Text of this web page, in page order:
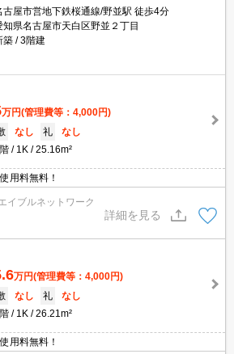
古屋市営地下鉄桜通線/野並駅 徒歩4分
知県名古屋市天白区野並２丁目
築
3階建
万円(管理費等：4,000円)
なし 礼
なし
1K 25.16m²
用料無料！
イブルネットワーク
詳細を見る
万円(管理費等：4,000円)
なし 礼
なし
1K 26.21m²
用料無料！